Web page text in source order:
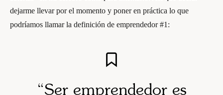
dejarme llevar por el momento y poner en práctica lo que
podríamos llamar la definición de emprendedor #1:
“Ser emprendedor es